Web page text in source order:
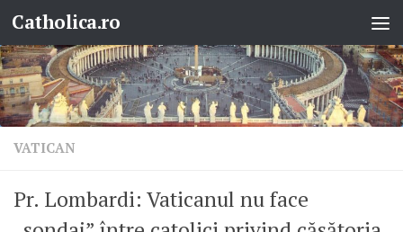
Skip to content
Catholica.ro
VATICAN
Pr. Lombardi: Vaticanul nu face